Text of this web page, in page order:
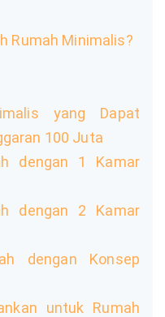
Rumah Minimalis?
yang Dapat
100 Juta
dengan 1 Kamar
dengan 2 Kamar
dengan Konsep
untuk Rumah